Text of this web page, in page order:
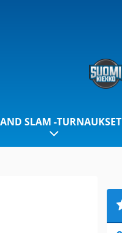
SLAM -TURNAUKSET